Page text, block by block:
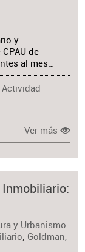
y
de
al mes…
Actividad
Ver más
y Urbanismo
; Goldman,